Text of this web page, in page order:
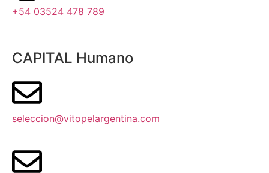
+54 03524 478 789​
CAPITAL Humano
seleccion@vitopelargentina.com